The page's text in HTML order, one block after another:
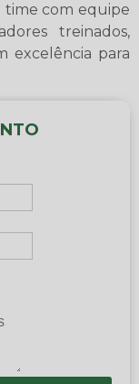
time com equipe
treinados,
excelência para